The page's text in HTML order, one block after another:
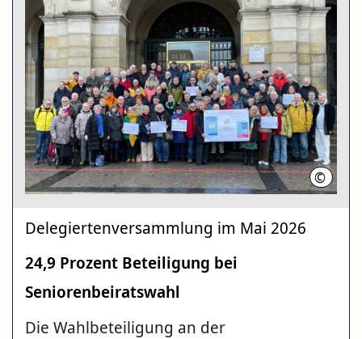
© LHH
Delegiertenversammlung im Mai 2026
24,9 Prozent Beteiligung bei
Seniorenbeiratswahl
Die Wahlbeteiligung an der